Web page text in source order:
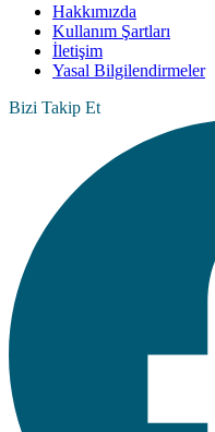
Hakkımızda
Kullanım Şartları
İletişim
Yasal Bilgilendirmeler
Bizi Takip Et